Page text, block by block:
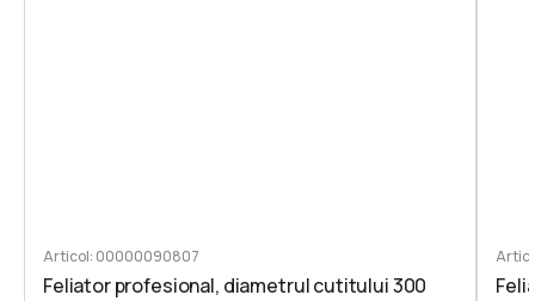
Articol: 00000090807
Feliator profesional, diametrul cutitului 300